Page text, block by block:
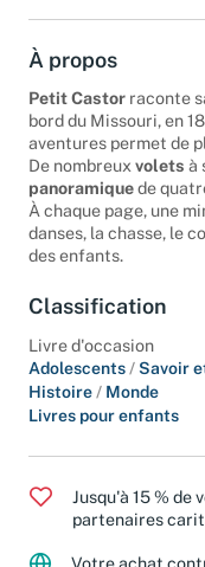
À propos
Petit Castorraconte
bord du Missouri, en
aventures permet de
De nombreux voletsà
panoramiquede
À chaque page, une
danses, la chasse, le
Classification
Livre d'occasion
Adolescents / Savoir
Histoire /Monde
Jusqu'à 15 % de
partenaires